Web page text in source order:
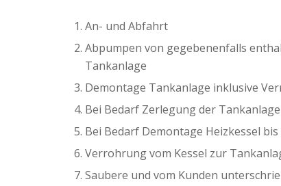
An- und Abfahrt
Abpumpen von gegebenenfalls
Tankanlage
Demontage Tankanlage inklusive
Bei Bedarf Zerlegung der
Bei Bedarf Demontage Heizkessel
Verrohrung vom Kessel zur
Saubere und vom Kunden